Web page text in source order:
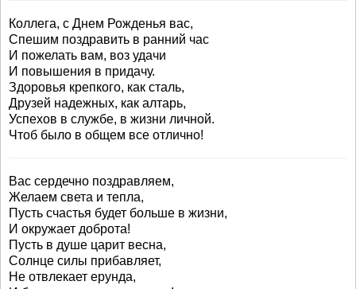
Коллега, с Днем Рожденья вас,
Спешим поздравить в ранний час
И пожелать вам, воз удачи
И повышения в придачу.
Здоровья крепкого, как сталь,
Друзей надежных, как алтарь,
Успехов в службе, в жизни личной.
Чтоб было в общем все отлично!
Вас сердечно поздравляем,
Желаем света и тепла,
Пусть счастья будет больше в жизни,
И окружает доброта!
Пусть в душе царит весна,
Солнце силы прибавляет,
Не отвлекает ерунда,